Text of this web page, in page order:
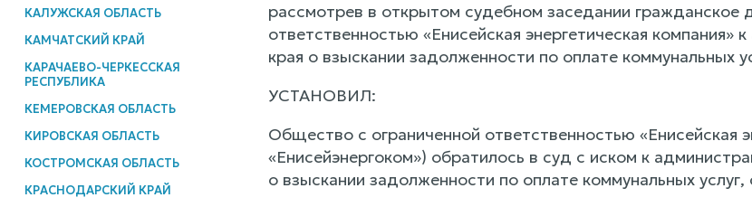
КАЛУЖСКАЯ ОБЛАСТЬ
КАМЧАТСКИЙ КРАЙ
КАРАЧАЕВО-ЧЕРКЕССКАЯ
РЕСПУБЛИКА
КЕМЕРОВСКАЯ ОБЛАСТЬ
КИРОВСКАЯ ОБЛАСТЬ
КОСТРОМСКАЯ ОБЛАСТЬ
КРАСНОДАРСКИЙ КРАЙ
рассмотрев в открытом судебном заседании гражданское
ответственностью «Енисейская энергетическая
края о взыскании задолженности по оплате коммунальных
УСТАНОВИЛ:
Общество с ограниченной ответственностью «Енисейская
«Енисейэнергоком») обратилось в суд с иском к
о взыскании задолженности по оплате коммунальных